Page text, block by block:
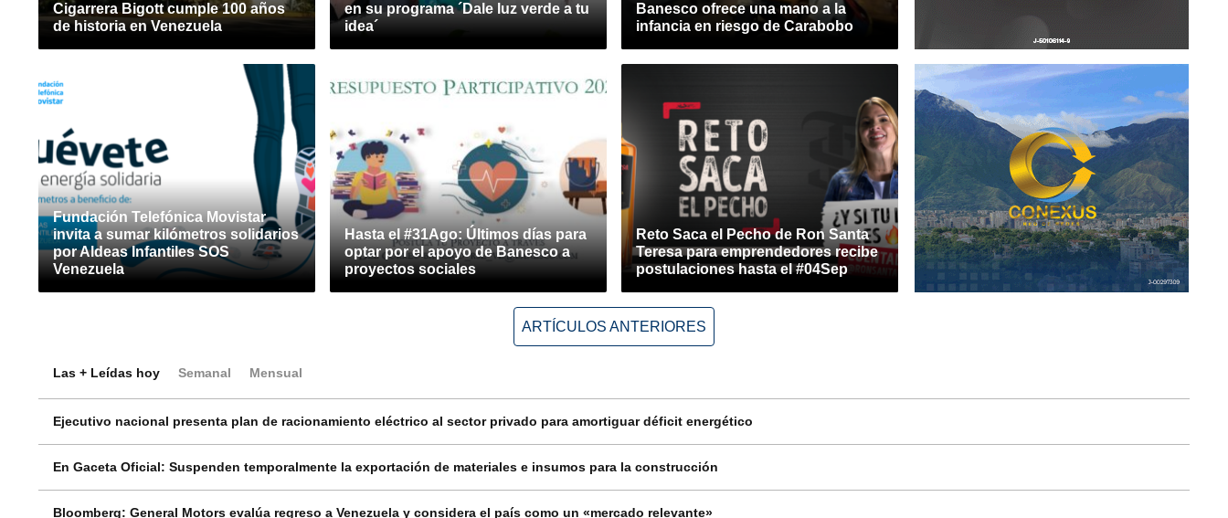
Cigarrera Bigott cumple 100 años
de historia en Venezuela
en su programa ´Dale luz verde a tu
idea´
Banesco ofrece una mano a la
infancia en riesgo de Carabobo
Fundación Telefónica Movistar
invita a sumar kilómetros solidarios
por Aldeas Infantiles SOS
Venezuela
Hasta el #31Ago: Últimos días para
optar por el apoyo de Banesco a
proyectos sociales
Reto Saca el Pecho de Ron Santa
Teresa para emprendedores recibe
postulaciones hasta el #04Sep
ARTÍCULOS ANTERIORES
Las + Leídas hoy Semanal Mensual
Ejecutivo nacional presenta plan de racionamiento eléctrico al sector privado para amortiguar déficit energético
En Gaceta Oficial: Suspenden temporalmente la exportación de materiales e insumos para la construcción
Bloomberg: General Motors evalúa regreso a Venezuela y considera el país como un «mercado relevante»